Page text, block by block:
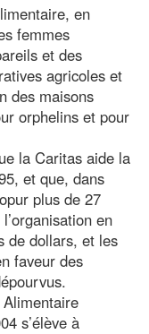
en
femmes
et des
agricoles et
des maisons
orphelins et pour
la Caritas aide la
et que, dans
plus de 27
en
de dollars, et les
faveur des
Alimentaire
s’élève à